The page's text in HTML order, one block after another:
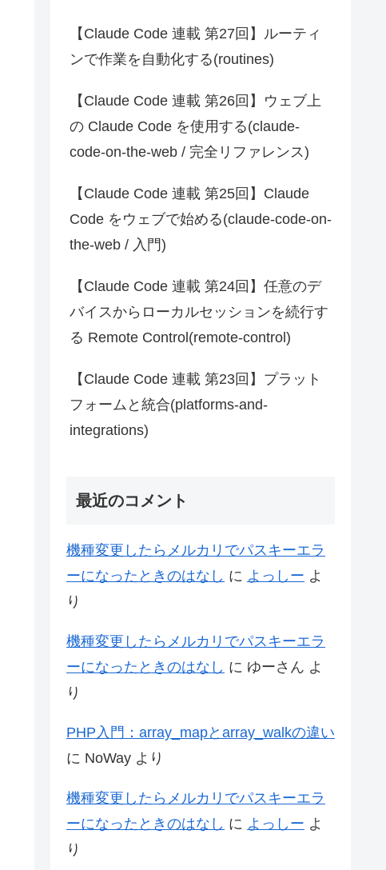
【Claude Code 連載 第27回】ルーティ
ンで作業を自動化する(routines)
【Claude Code 連載 第26回】ウェブ上
の Claude Code を使用する(claude-
code-on-the-web / 完全リファレンス)
【Claude Code 連載 第25回】Claude
Code をウェブで始める(claude-code-on-
the-web / 入門)
【Claude Code 連載 第24回】任意のデ
バイスからローカルセッションを続行す
る Remote Control(remote-control)
【Claude Code 連載 第23回】プラット
フォームと統合(platforms-and-
integrations)
最近のコメント
機種変更したらメルカリでパスキーエラ
ーになったときのはなし に よっしー よ
り
機種変更したらメルカリでパスキーエラ
ーになったときのはなし に ゆーさん よ
り
PHP入門：array_mapとarray_walkの違い
に NoWay より
機種変更したらメルカリでパスキーエラ
ーになったときのはなし に よっしー よ
り